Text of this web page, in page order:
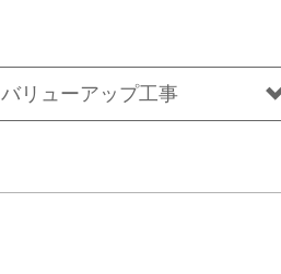
バリューアップ工事